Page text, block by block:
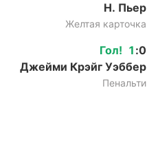
Н. Пьер
Желтая карточка
Гол! 1 :0
Джейми Крэйг Уэббер
Пенальти